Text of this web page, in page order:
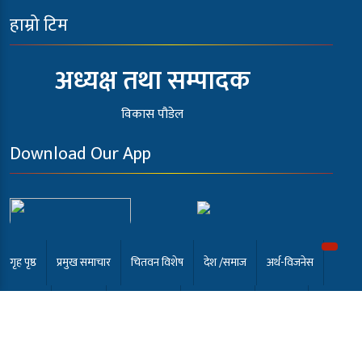
हाम्रो टिम
अध्यक्ष तथा सम्पादक
विकास पौडेल
Download Our App
गृह पृष्ठ प्रमुख समाचार चितवन विशेष देश /समाज अर्थ-विजनेस